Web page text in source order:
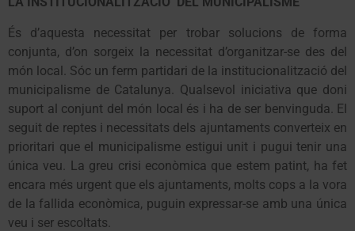
És d’aquesta necessitat per trobar solucions de forma
conjunta, d’on sorgeix la necessitat d’organitzar-se des del
món local. Sóc un ferm partidari de la institucionalització del
municipalisme de Catalunya. Qualsevol iniciativa que doni
suport al conjunt del món local és i ha de ser benvinguda. El
seguit de reptes i necessitats dels ajuntaments converteix en
prioritari que el municipalisme estigui unit i pugui tenir una
única veu. La greu crisi econòmica que estem patint, ha fet
encara més urgent que els ajuntaments, molts cops a la vora
de la fallida econòmica, puguin expressar-se amb una única
veu i ser escoltats.